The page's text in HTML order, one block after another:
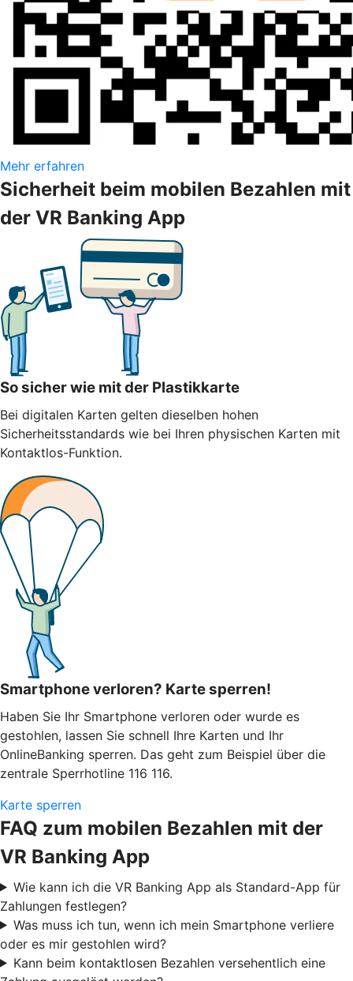
Mehr erfahren
Sicherheit beim mobilen Bezahlen mit
der VR Banking App
So sicher wie mit der Plastikkarte
Bei digitalen Karten gelten dieselben hohen
Sicherheitsstandards wie bei Ihren physischen Karten mit
Kontaktlos-Funktion.
Smartphone verloren? Karte sperren!
Haben Sie Ihr Smartphone verloren oder wurde es
gestohlen, lassen Sie schnell Ihre Karten und Ihr
OnlineBanking sperren. Das geht zum Beispiel über die
zentrale Sperrhotline 116 116.
Karte sperren
FAQ zum mobilen Bezahlen mit der
VR Banking App
Wie kann ich die VR Banking App als Standard-App für
Zahlungen festlegen?
Was muss ich tun, wenn ich mein Smartphone verliere
oder es mir gestohlen wird?
Kann beim kontaktlosen Bezahlen versehentlich eine